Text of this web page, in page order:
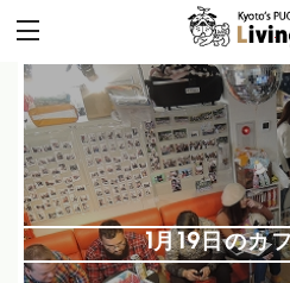
1月19日のカ